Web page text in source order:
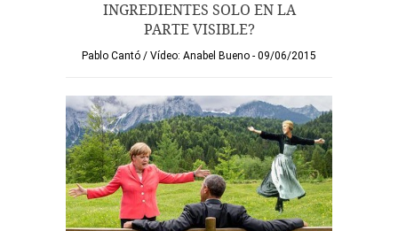
INGREDIENTES SOLO EN LA
PARTE VISIBLE?
Pablo Cantó / Vídeo: Anabel Bueno 09/06/2015